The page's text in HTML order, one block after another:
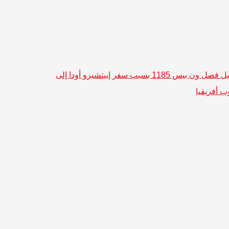
تأجيل فصل ون بيس 1185 بسبب سفر إييتشيرو أودا إلى
أفريقيا